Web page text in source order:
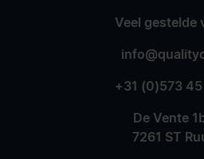
Veel gestelde
+31 (0)573
De Vente
7261 ST